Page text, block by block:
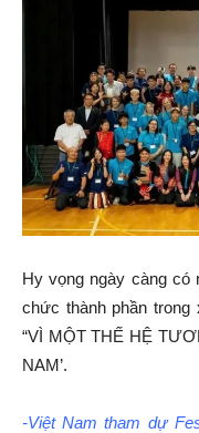
Hy vọng ngày càng
chức thành phần trong
“VÌ MỘT THẾ HỆ
NAM’.
-Việt Nam tham dự